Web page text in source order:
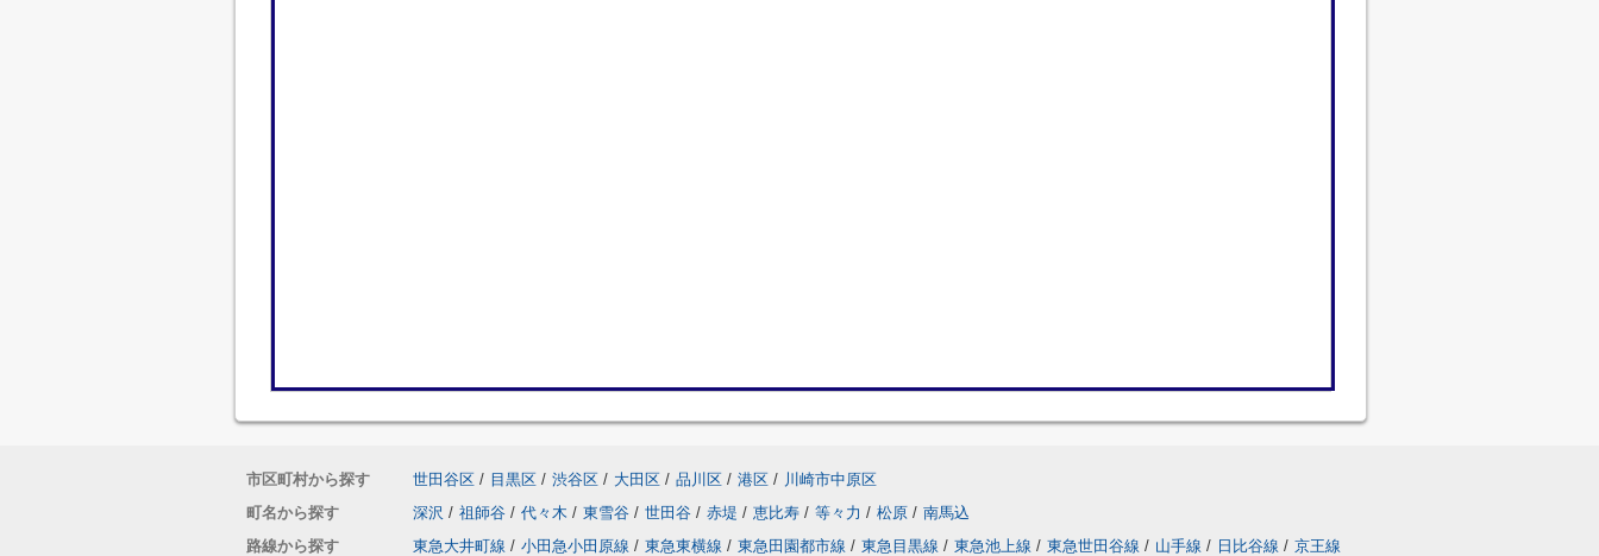
市区町村から探す 世田谷区 / 目黒区 / 渋谷区 / 大田区 / 品川区 / 港区 / 川崎市中原区
町名から探す
深沢 / 祖師谷 / 代々木 / 東雪谷 / 世田谷 / 赤堤 / 恵比寿 / 等々力 / 松原 / 南馬込
路線から探す
東急大井町線 / 小田急小田原線 / 東急東横線 / 東急田園都市線 / 東急目黒線 / 東急池上線 / 東急世田谷線 / 山手線 / 日比谷線 / 京王線